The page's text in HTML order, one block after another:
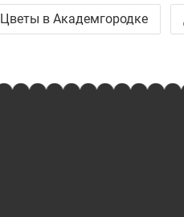
Цветы в Академгородке